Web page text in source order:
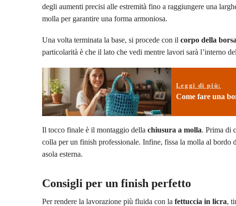
degli aumenti precisi alle estremità fino a raggiungere una
molla per garantire una forma armoniosa.
Una volta terminata la base, si procede con il corpo della borsa
particolarità è che il lato che vedi mentre lavori sarà l’interno
Leggi di più:
Come fare una
Il tocco finale è il montaggio della chiusura a molla. Prima di
colla per un finish professionale. Infine, fissa la molla al bordo
asola esterna.
Consigli per un finish perfetto
Per rendere la lavorazione più fluida con la fettuccia in licra,